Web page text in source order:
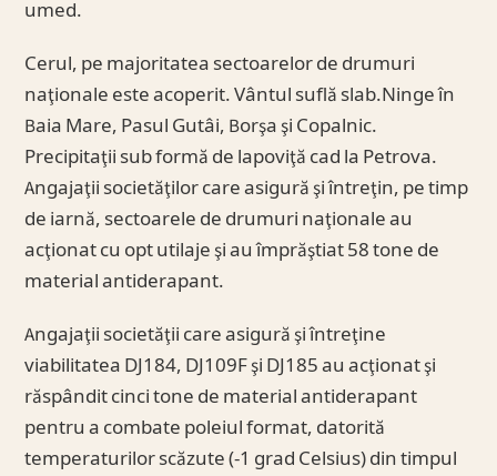
umed.
Cerul, pe majoritatea sectoarelor de drumuri
naţionale este acoperit. Vântul suflă slab.Ninge în
Baia Mare, Pasul Gutâi, Borşa şi Copalnic.
Precipitaţii sub formă de lapoviţă cad la Petrova.
Angajaţii societăţilor care asigură şi întreţin, pe timp
de iarnă, sectoarele de drumuri naţionale au
acţionat cu opt utilaje şi au împrăştiat 58 tone de
material antiderapant.
Angajaţii societăţii care asigură şi întreţine
viabilitatea DJ184, DJ109F şi DJ185 au acţionat şi
răspândit cinci tone de material antiderapant
pentru a combate poleiul format, datorită
temperaturilor scăzute (-1 grad Celsius) din timpul